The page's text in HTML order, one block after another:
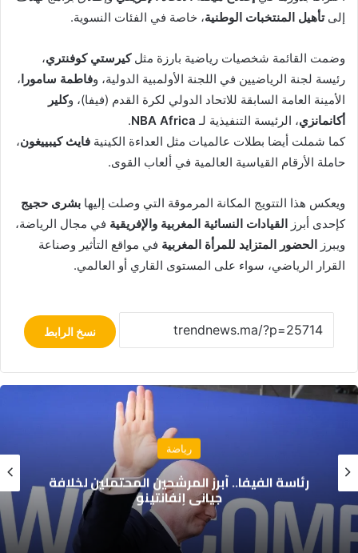
إلىتأهيل المنتخبات الوطنية، خاصة في الفئات النسوية.
وضمت القائمة شخصيات رياضية بارزة مثلكيرستي كوفنتري،
رئيسة لجنة الرياضيين في اللجنة الأولمبية الدولية، وفاطمة سامورا،
الأمينة العامة السابقة للاتحاد الدولي لكرة القدم (فيفا)، وكلير
أكانمانزي، الرئيسة التنفيذية لـ NBA Africa
.
كما شملت أيضا بطلات عالميات مثل العداءة الكينية فايث كيبييغون،
حاملة الأرقام القياسية العالمية في ألعاب القوى.
ويعكس هذا التتويج المكانة المرموقة التي وصلت إليها بشرى حجيج
كإحدى أبرز القيادات النسائية المغربية والإفريقية في مجال الرياضة،
ويبرز الحضور المتزايد للمرأة المغربية في مواقع التأثير وصناعة
القرار الرياضي، سواء على المستوى القاري أو العالمي.
نسخ الرابط
رياضة
الكاف يحدد موعد قرعة دوري أبطال إفريقيا
وكأس الكونفدرالية